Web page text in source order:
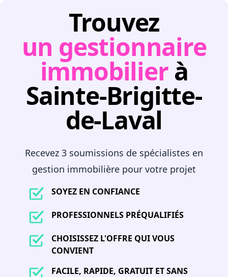
Trouvez
un gestionnaire
immobilier à
Sainte-Brigitte-
de-Laval
Recevez 3 soumissions de spécialistes en
gestion immobilière pour votre projet
SOYEZ EN CONFIANCE
PROFESSIONNELS PRÉQUALIFIÉS
CHOISISSEZ L'OFFRE QUI VOUS
CONVIENT
FACILE, RAPIDE, GRATUIT ET SANS